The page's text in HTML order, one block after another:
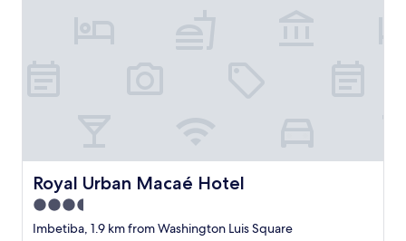
i
p
e
b
o
Royal Urban Macaé Hotel
Royal Urban Macaé Hotel
3.5
star
Imbetiba, 1.9 km from Washington Luis Square